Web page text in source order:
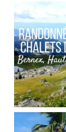
SUISSE //
DIXENCE
Audrey
FRANCE //
D’OCHE